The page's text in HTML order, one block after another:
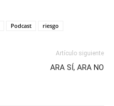
Podcast riesgo
Artículo siguiente
ARA SÍ, ARA NO